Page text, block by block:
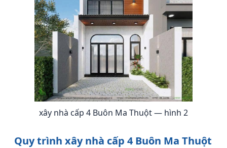
xây nhà cấp 4 Buôn Ma Thuột — hình 2
Quy trình xây nhà cấp 4 Buôn Ma Thuột